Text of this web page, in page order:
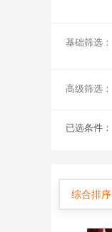
基础筛选：
高级筛选：
已选条件：
综合排序